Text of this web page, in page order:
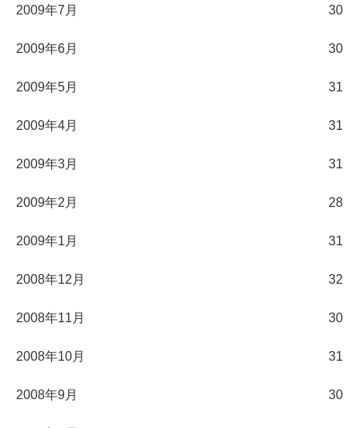
2009年7月 30
2009年6月 30
2009年5月 31
2009年4月 31
2009年3月 31
2009年2月 28
2009年1月 31
2008年12月 32
2008年11月 30
2008年10月 31
2008年9月 30